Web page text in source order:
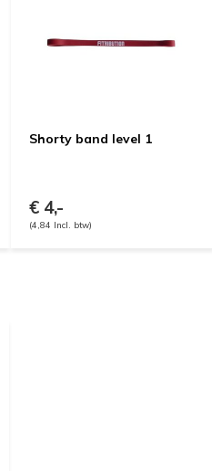
Shorty band level 1
€ 4,-
(4,84 Incl. btw)